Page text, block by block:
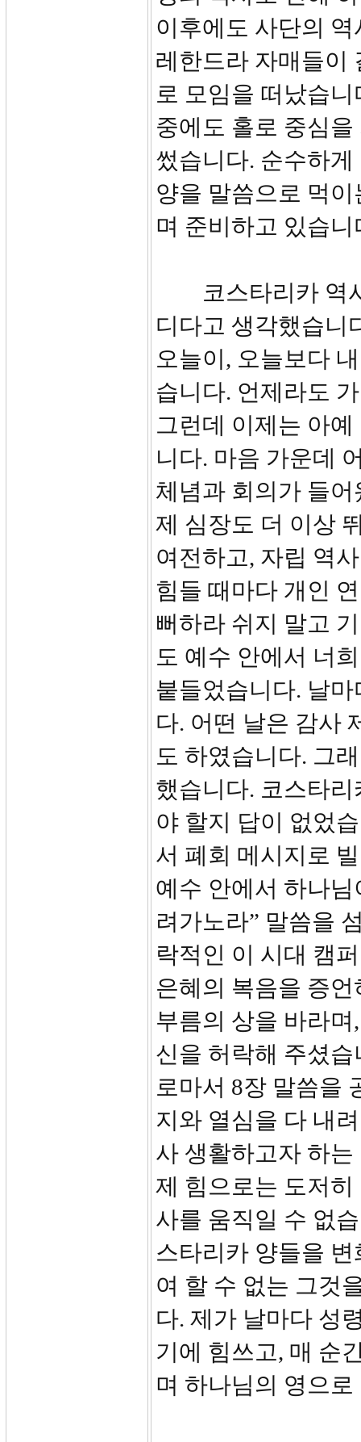
이후에도 사단의
레한드라 자매들이
로 모임을 떠났습
중에도 홀로 중심
썼습니다. 순수하
양을 말씀으로 먹
며 준비하고 있습니
코스타리카 역사
디다고 생각했습니
오늘이, 오늘보다
습니다. 언제라도
그런데 이제는 아
니다. 마음 가운데
체념과 회의가 들
제 심장도 더 이상
여전하고, 자립 역
힘들 때마다 개인
뻐하라 쉬지 말고
도 예수 안에서 너
붙들었습니다. 날
다. 어떤 날은 감사
도 하였습니다. 그
했습니다. 코스타
야 할지 답이 없었
서 폐회 메시지로
예수 안에서 하나
려가노라” 말씀을
락적인 이 시대 캠
은혜의 복음을 증
부름의 상을 바라
신을 허락해 주셨
로마서 8장 말씀을
지와 열심을 다 내
사 생활하고자 하
제 힘으로는 도저
사를 움직일 수 없
스타리카 양들을
여 할 수 없는 그것
다. 제가 날마다 성
기에 힘쓰고, 매 순
며 하나님의 영으